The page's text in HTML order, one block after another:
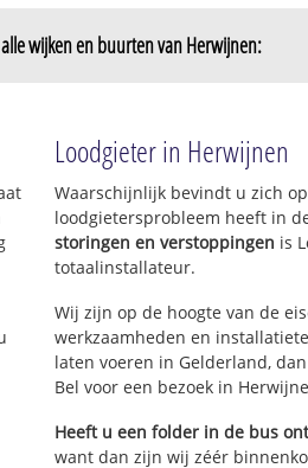
wijken en buurten van Herwijnen:
Loodgieter in Herwijnen
Waarschijnlijk bevindt u zich
loodgietersprobleem heeft in
storingen en verstoppingen is
totaalinstallateur.
Wij zijn op de hoogte van de
werkzaamheden en
laten voeren in Gelderland,
Bel voor een bezoek in
Heeft u een folder in de bus
want dan zijn wij zéér